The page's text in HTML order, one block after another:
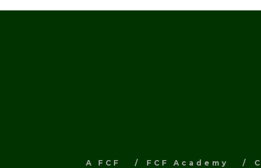
A FCF FCF Academy